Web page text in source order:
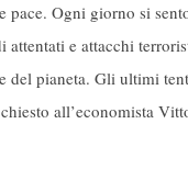
pace. Ogni giorno si
attentati e attacchi
del pianeta. Gli ultimi
all’economista